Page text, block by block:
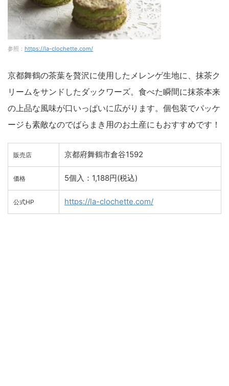
参照： https://la-clochette.com/
京都舞鶴の茶葉を贅沢に使用したメレンゲ生地に、抹茶ク
リームをサンドしたダックワーズ。食べた瞬間に抹茶本来
の上品な風味が口いっぱいに広がります。個包装でパッケ
ージも素敵なのでばらまき用のお土産にもおすすめです！
販売店 京都府舞鶴市倉谷1592
価格 5個入：1,188円(税込)
公式HP https://la-clochette.com/